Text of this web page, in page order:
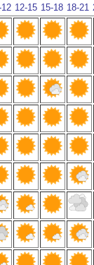
12-15 15-18 18-21